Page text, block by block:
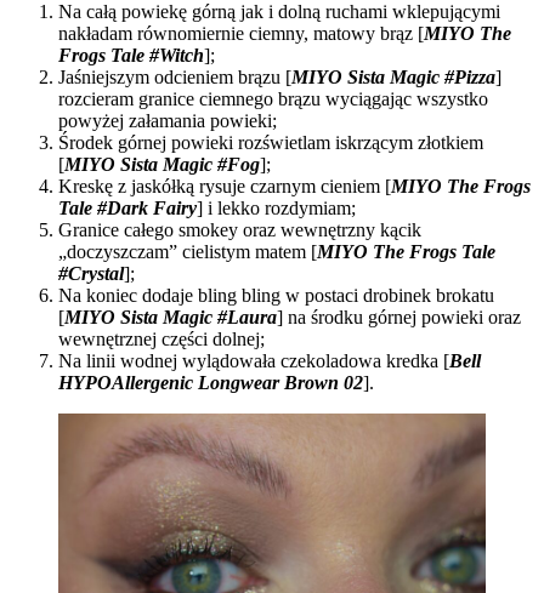
Na całą powiekę górną jak i dolną ruchami wklepującymi
nakładam równomiernie ciemny, matowy brąz [MIYO The
Frogs Tale #Witch];
Jaśniejszym odcieniem brązu [MIYO Sista Magic #Pizza]
rozcieram granice ciemnego brązu wyciągając wszystko
powyżej załamania powieki;
Środek górnej powieki rozświetlam iskrzącym złotkiem
[MIYO Sista Magic #Fog];
Kreskę z jaskółką rysuje czarnym cieniem [MIYO The Frogs
Tale #Dark Fairy] i lekko rozdymiam;
Granice całego smokey oraz wewnętrzny kącik
„doczyszczam” cielistym matem [MIYO The Frogs Tale
#Crystal];
Na koniec dodaje bling bling w postaci drobinek brokatu
[MIYO Sista Magic #Laura] na środku górnej powieki oraz
wewnętrznej części dolnej;
Na linii wodnej wylądowała czekoladowa kredka [Bell
HYPOAllergenic Longwear Brown 02].